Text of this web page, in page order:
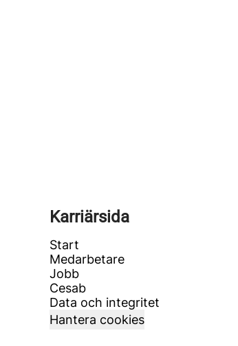
Karriärsida
Start
Medarbetare
Jobb
Cesab
Data och integritet
Hantera cookies